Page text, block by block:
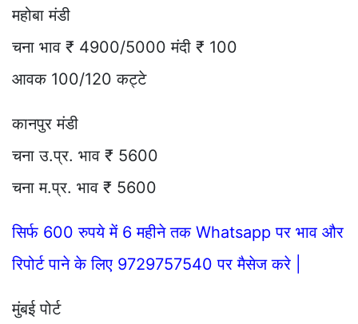
महोबा मंडी
चना भाव ₹ 4900/5000 मंदी ₹ 100
आवक 100/120 कट्टे
कानपुर मंडी
चना उ.प्र. भाव ₹ 5600
चना म.प्र. भाव ₹ 5600
सिर्फ 600 रुपये में 6 महीने तक Whatsapp पर भाव और
रिपोर्ट पाने के लिए 9729757540 पर मैसेज करे |
मुंबई पोर्ट